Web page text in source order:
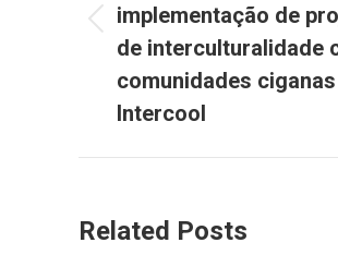
Previous
post:
implementação de
de interculturalidade
comunidades
Intercool
Related Posts